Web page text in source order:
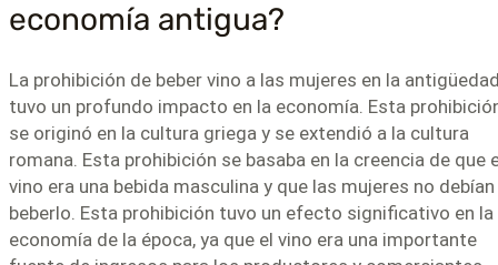
economía antigua?
La prohibición de beber vino a las mujeres en la
tuvo un profundo impacto en la economía. Esta
se originó en la cultura griega y se extendió a la cultura
romana. Esta prohibición se basaba en la creencia de que
vino era una bebida masculina y que las mujeres no debían
beberlo. Esta prohibición tuvo un efecto significativo en la
economía de la época, ya que el vino era una importante